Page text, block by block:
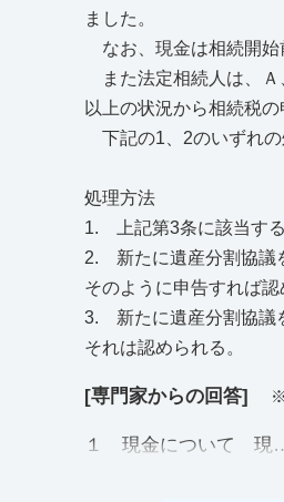
ました。
なお、現金は相続開始
また法定相続人は、Ａ
以上の状況から相続税
下記の1、2のいずれの
処理方法
1. 上記第3条に該当する
2. 新たに遺産分割協議
そのように申告すれば認
3. 新たに遺産分割協議
それは認められる。
[専門家からの回答] ※
１ 現金について